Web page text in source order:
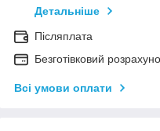
Детальніше
Післяплата
Безготівковий
Всі умови оплати